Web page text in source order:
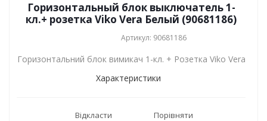
Горизонтальный блок выключатель 1-
кл.+ розетка Viko Vera Белый (90681186)
Артикул: 90681186
Горизонтальний блок вимикач 1-кл. + Розетка Viko Vera
Характеристики
Відкласти Порівняти